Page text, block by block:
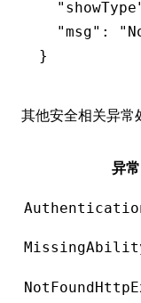
  "msg"
:
}
其他安全相关异常
异常